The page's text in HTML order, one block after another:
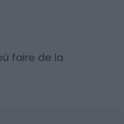
faire de la